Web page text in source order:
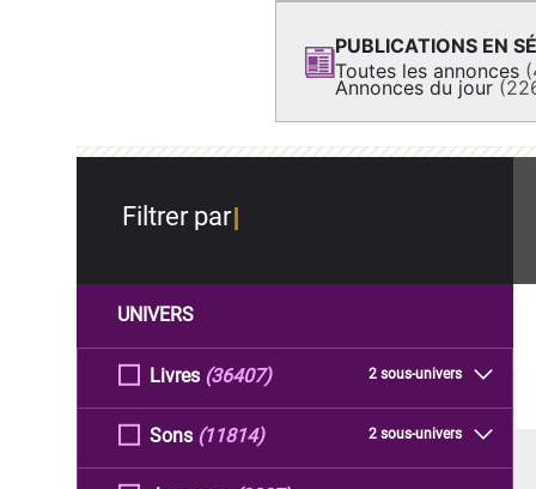
PUBLICATIONS EN
Toutes les annonces
Annonces du jour
Filtrer par
UNIVERS
Livres 2 sous-univers
(36407)
Sons 2 sous-univers
(11814)